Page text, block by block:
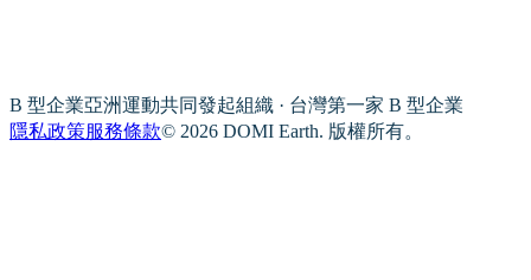
B 型企業亞洲運動共同發起組織 · 台灣第一家 B 型企業
隱私政策服務條款© 2026 DOMI Earth. 版權所有。